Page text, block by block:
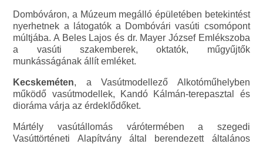
Dombóváron, a Múzeum megálló épületében betekintést
nyerhetnek a látogatók a Dombóvári vasúti csomópont
múltjába. A Beles Lajos és dr. Mayer József Emlékszoba
a vasúti szakemberek, oktatók, műgyűjtők
munkásságának állít emléket.
Kecskeméten, a Vasútmodellező Alkotóműhelyben
működő vasútmodellek, Kandó Kálmán-terepasztal és
dioráma várja az érdeklődőket.
Mártély vasútállomás várótermében a szegedi
Vasúttörténeti Alapítvány által berendezett általános